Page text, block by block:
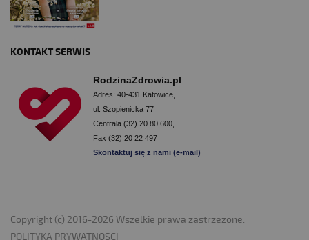
KONTAKT SERWIS
RodzinaZdrowia.pl
Adres: 40-431 Katowice,
ul. Szopienicka 77
Centrala (32) 20 80 600,
Fax (32) 20 22 497
Skontaktuj się z nami (e-mail)
Copyright (c) 2016-2026 Wszelkie prawa zastrzeżone.
POLITYKA PRYWATNOSCI